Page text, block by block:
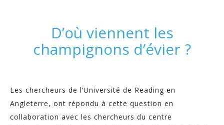
D’où viennent les
champignons d’évier ?
Les chercheurs de l’Université de Reading en
Angleterre, ont répondu à cette question en
collaboration avec les chercheurs du centre